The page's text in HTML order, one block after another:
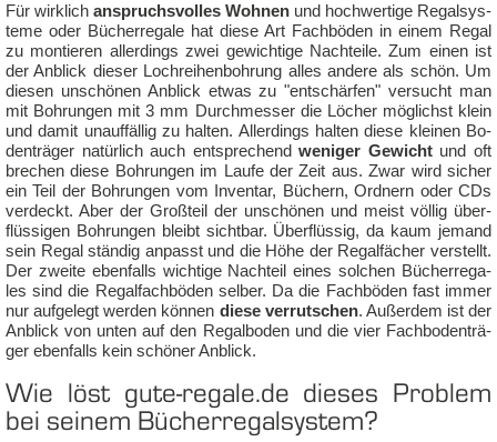
Für wirk­lich an­spruchs­vol­les Woh­nen und hoch­wer­ti­ge Re­gal­sys­
te­me oder Bü­cher­re­ga­le hat die­se Art Fach­bö­den in ei­nem Re­gal
zu mon­tie­ren al­ler­dings zwei ge­wich­ti­ge Nach­tei­le. Zum einen ist
der An­blick die­ser Lochrei­hen­boh­rung al­les an­de­re als schön. Um
die­sen un­schö­nen An­blick et­was zu "ent­schär­fen" ver­sucht man
mit Boh­run­gen mit 3 mm Durch­mes­ser die Lö­cher mög­lichst klein
und da­mit un­auf­fäl­lig zu hal­ten. Al­ler­dings hal­ten die­se klei­nen Bo­
den­trä­ger na­tür­lich auch ent­spre­chendwe­ni­ger Ge­wicht und oft
bre­chen die­se Boh­run­gen im Lau­fe der Zeit aus. Zwar wird si­cher
ein Teil der Boh­run­gen vom In­ven­tar, Bü­chern, Ord­nern oder CDs
ver­deckt. Aber der Groß­teil der un­schö­nen und meist völ­lig über­
flüs­si­gen Boh­run­gen bleibt sicht­bar. Über­flüs­sig, da kaum je­mand
sein Re­gal stän­dig an­passt und die Hö­he der Re­gal­fä­cher ver­stellt.
Der zwei­te eben­falls wich­ti­ge Nach­teil ei­nes sol­chen Bü­cher­re­ga­
les sind die Re­gal­fach­bö­den sel­ber. Da die Fach­bö­den fast im­mer
nur auf­ge­legt wer­den kön­nen die­se ver­rut­schen. Au­ßer­dem ist der
An­blick von un­ten auf den Re­gal­bo­den und die vier Fach­bo­den­trä­
ger eben­falls kein schö­ner An­blick.
Wie löst gute-rega­le.de die­ses Pro­blem
bei sei­nem Bü­cher­re­gal­sys­tem?